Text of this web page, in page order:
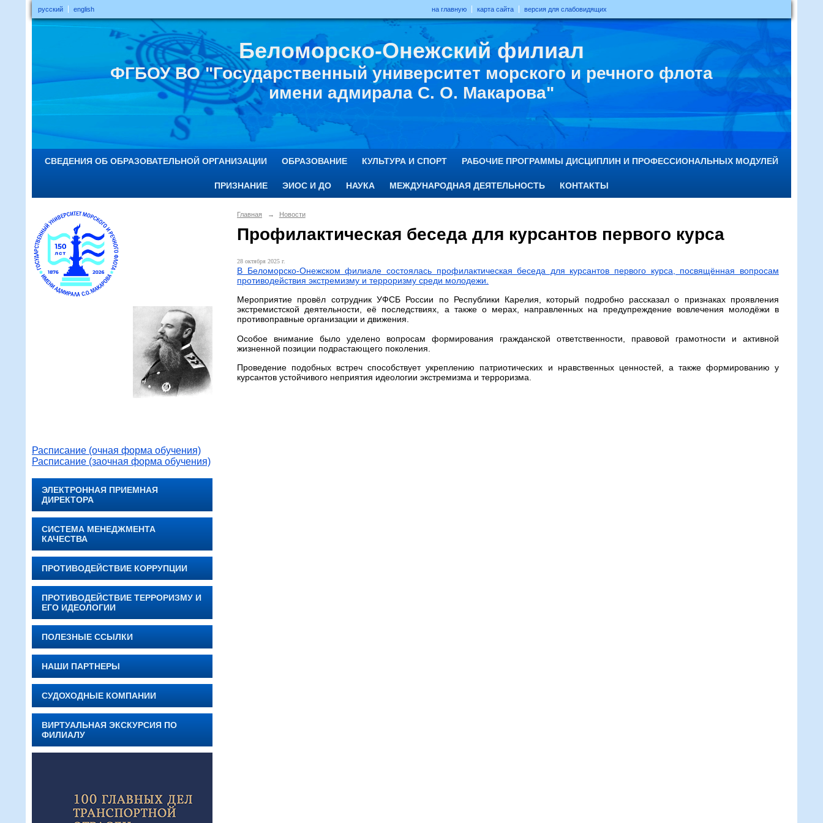
русский english на главную карта сайта версия для слабовидящих
Беломорско-Онежский филиал
ФГБОУ ВО "Государственный университет морского и речного флота
имени адмирала С. О. Макарова"
СВЕДЕНИЯ ОБ ОБРАЗОВАТЕЛЬНОЙ ОРГАНИЗАЦИИ ОБРАЗОВАНИЕ КУЛЬТУРА И СПОРТ РАБОЧИЕ ПРОГРАММЫ ДИСЦИПЛИН И ПРОФЕССИОНАЛЬНЫХ МОДУЛЕЙ
ПРИЗНАНИЕ ЭИОС И ДО НАУКА МЕЖДУНАРОДНАЯ ДЕЯТЕЛЬНОСТЬ КОНТАКТЫ
Расписание (очная форма обучения)
Расписание (заочная форма обучения)
ЭЛЕКТРОННАЯ ПРИЕМНАЯ
ДИРЕКТОРА
СИСТЕМА МЕНЕДЖМЕНТА
КАЧЕСТВА
ПРОТИВОДЕЙСТВИЕ КОРРУПЦИИ
ПРОТИВОДЕЙСТВИЕ ТЕРРОРИЗМУ И
ЕГО ИДЕОЛОГИИ
ПОЛЕЗНЫЕ ССЫЛКИ
НАШИ ПАРТНЕРЫ
СУДОХОДНЫЕ КОМПАНИИ
ВИРТУАЛЬНАЯ ЭКСКУРСИЯ ПО
ФИЛИАЛУ
Главная → Новости
Профилактическая беседа для курсантов первого курса
28 октября 2025 г.
В Беломорско-Онежском филиале состоялась профилактическая беседа для курсантов первого курса, посвящённая вопросам
противодействия экстремизму и терроризму среди молодежи.
Мероприятие провёл сотрудник УФСБ России по Республики Карелия, который подробно рассказал о признаках проявления
экстремистской деятельности, её последствиях, а также о мерах, направленных на предупреждение вовлечения молодёжи в
противоправные организации и движения.
Особое внимание было уделено вопросам формирования гражданской ответственности, правовой грамотности и активной
жизненной позиции подрастающего поколения.
Проведение подобных встреч способствует укреплению патриотических и нравственных ценностей, а также формированию у
курсантов устойчивого неприятия идеологии экстремизма и терроризма.